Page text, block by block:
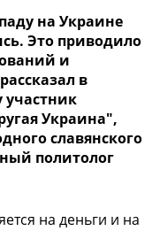
на Украине
Это приводило
и
в
Украина",
славянского
политолог
на деньги и на